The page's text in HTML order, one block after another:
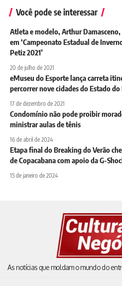
Você pode se interessar
Atleta e modelo, Arthur Damasceno,
em ‘Campeonato Estadual de
Petiz 2021’
20 de julho de 2021
eMuseu do Esporte lança carreta
percorrer nove cidades do Estado do
17 de dezembro de 2021
Condomínio não pode proibir
ministrar aulas de tênis
16 de abril de 2024
Etapa final do Breaking do Verão
de Copacabana com apoio da G-
15 de janeiro de 2024
As notícias que moldam o mundo do